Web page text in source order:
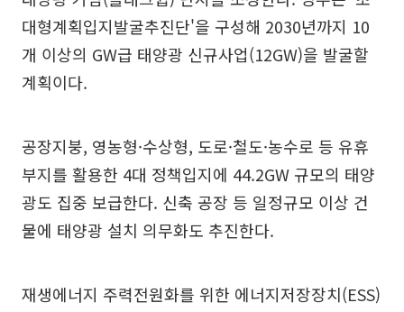
대형계획입지발굴추진단'을 구성해 2030년까지 10
개 이상의 GW급 태양광 신규사업(12GW)을 발굴할
계획이다.
공장지붕, 영농형·수상형, 도로·철도·농수로 등 유휴
부지를 활용한 4대 정책입지에 44.2GW 규모의 태양
광도 집중 보급한다. 신축 공장 등 일정규모 이상 건
물에 태양광 설치 의무화도 추진한다.
재생에너지 주력전원화를 위한 에너지저장장치(ESS)